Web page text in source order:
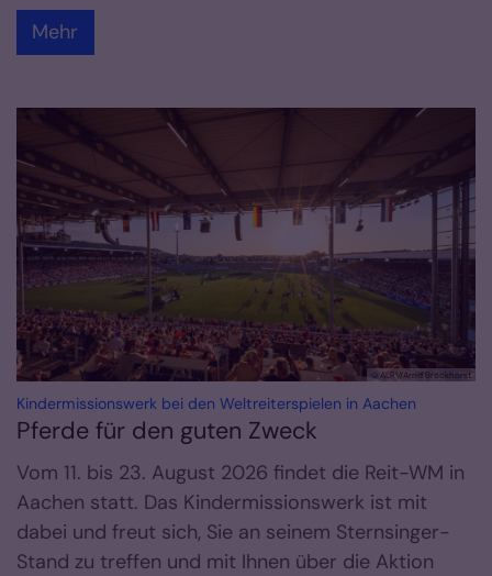
Mehr
© ALRV/Arnd Brockhorst
Kindermissionswerk bei den Weltreiterspielen in Aachen
Pferde für den guten Zweck
Vom 11. bis 23. August 2026 findet die Reit-WM in
Aachen statt. Das Kindermissionswerk ist mit
dabei und freut sich, Sie an seinem Sternsinger-
Stand zu treffen und mit Ihnen über die Aktion